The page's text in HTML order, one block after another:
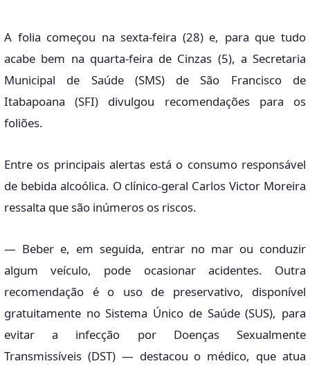
A folia começou na sexta-feira (28) e, para que tudo
acabe bem na quarta-feira de Cinzas (5), a Secretaria
Municipal de Saúde (SMS) de São Francisco de
Itabapoana (SFI) divulgou recomendações para os
foliões.
Entre os principais alertas está o consumo responsável
de bebida alcoólica. O clínico-geral Carlos Victor Moreira
ressalta que são inúmeros os riscos.
— Beber e, em seguida, entrar no mar ou conduzir
algum veículo, pode ocasionar acidentes. Outra
recomendação é o uso de preservativo, disponível
gratuitamente no Sistema Único de Saúde (SUS), para
evitar a infecção por Doenças Sexualmente
Transmissíveis (DST) — destacou o médico, que atua